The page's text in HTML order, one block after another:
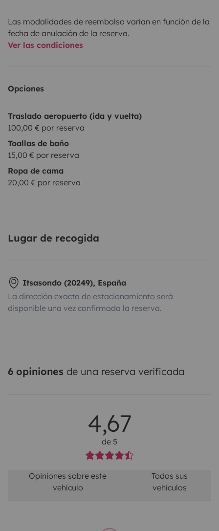
Las modalidades de reembolso varían en función de la
fecha de anulación de la reserva.
Ver las condiciones
Opciones
Traslado aeropuerto (ida y vuelta)
100,00 € por reserva
Toallas de baño
15,00 € por reserva
Ropa de cama
20,00 € por reserva
Lugar de recogida
Itsasondo (20249), España
La dirección exacta de estacionamiento será
disponible una vez confirmada la reserva.
6 opiniones de una reserva verificada
4,67
de 5
Opiniones sobre este
vehículo
Todos sus
vehículos